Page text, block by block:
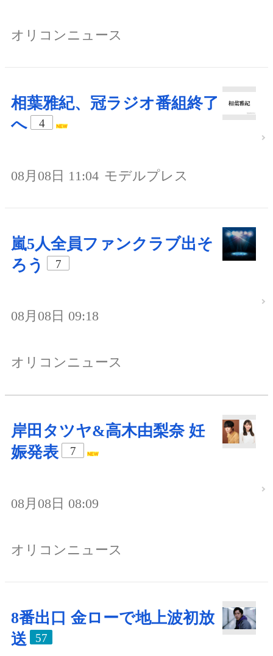
オリコンニュース
相葉雅紀、冠ラジオ番組終了
へ
4
08月08日 11:04 モデルプレス
嵐5人全員ファンクラブ出そ
ろう
7
08月08日 09:18
オリコンニュース
岸田タツヤ&高木由梨奈 妊
娠発表
7
08月08日 08:09
オリコンニュース
8番出口 金ローで地上波初放
送
57